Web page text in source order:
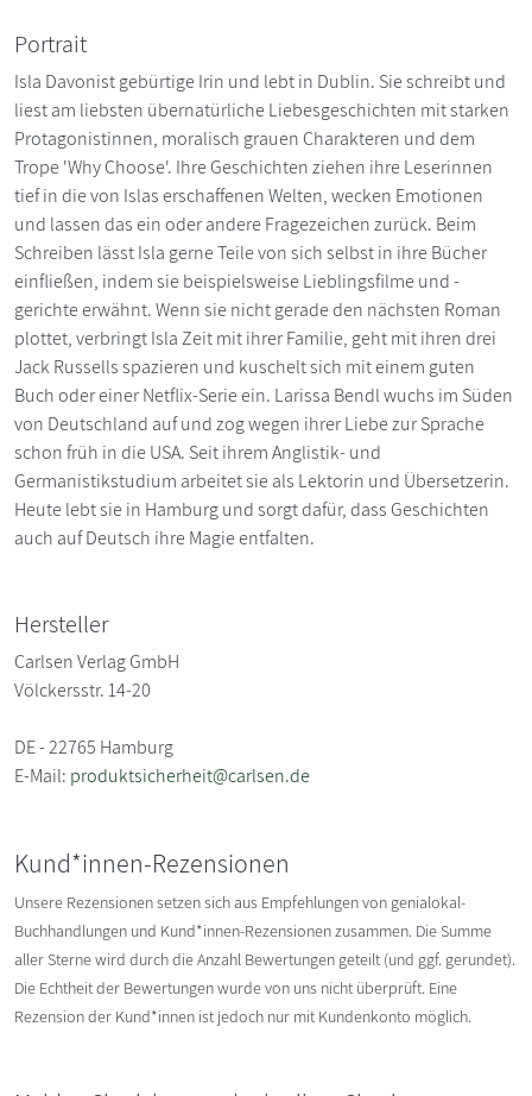
Portrait
Isla Davonist gebürtige Irin und lebt in Dublin. Sie schreibt und
liest am liebsten übernatürliche Liebesgeschichten mit starken
Protagonistinnen, moralisch grauen Charakteren und dem
Trope 'Why Choose'. Ihre Geschichten ziehen ihre Leserinnen
tief in die von Islas erschaffenen Welten, wecken Emotionen
und lassen das ein oder andere Fragezeichen zurück. Beim
Schreiben lässt Isla gerne Teile von sich selbst in ihre Bücher
einfließen, indem sie beispielsweise Lieblingsfilme und -
gerichte erwähnt. Wenn sie nicht gerade den nächsten Roman
plottet, verbringt Isla Zeit mit ihrer Familie, geht mit ihren drei
Jack Russells spazieren und kuschelt sich mit einem guten
Buch oder einer Netflix-Serie ein. Larissa Bendl wuchs im Süden
von Deutschland auf und zog wegen ihrer Liebe zur Sprache
schon früh in die USA. Seit ihrem Anglistik- und
Germanistikstudium arbeitet sie als Lektorin und Übersetzerin.
Heute lebt sie in Hamburg und sorgt dafür, dass Geschichten
auch auf Deutsch ihre Magie entfalten.
Hersteller
Carlsen Verlag GmbH
Völckersstr. 14-20
DE - 22765 Hamburg
E-Mail: produktsicherheit@carlsen.de
Kund*innen-Rezensionen
Unsere Rezensionen setzen sich aus Empfehlungen von genialokal-
Buchhandlungen und Kund*innen-Rezensionen zusammen. Die Summe
aller Sterne wird durch die Anzahl Bewertungen geteilt (und ggf. gerundet).
Die Echtheit der Bewertungen wurde von uns nicht überprüft. Eine
Rezension der Kund*innen ist jedoch nur mit Kundenkonto möglich.